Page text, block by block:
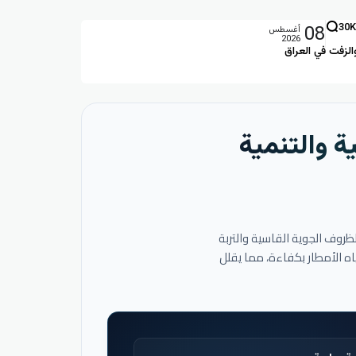
في العراق
30K
08 أغسطس
2026
والتنمية
الجوية القاسية والتربة
الأمطار بكفاءة، مما يقلل